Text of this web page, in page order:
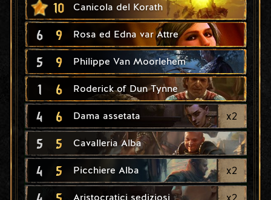
10 Canicola del Korath
6 9 Rosa ed Edna var Attre
5 9 Philippe Van Moorlehem
1 6 Roderick of Dun Tynne
4 6 Dama assetata x2
5 5 Cavalleria Alba
4 5 Picchiere Alba x2
Aristocratici sediziosi